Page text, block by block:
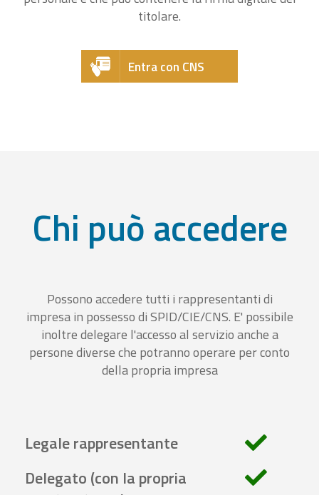
titolare.
Entra con CNS
Chi può accedere
Possono accedere tutti i rappresentanti di
impresa in possesso di SPID/CIE/CNS. E' possibile
inoltre delegare l'accesso al servizio anche a
persone diverse che potranno operare per conto
della propria impresa
Legale rappresentante
Delegato (con la propria